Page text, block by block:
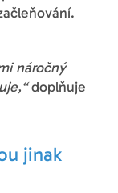
náročný
doplňuje
jinak